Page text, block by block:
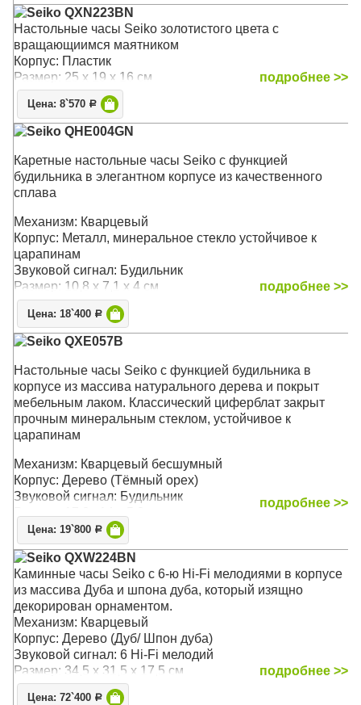
Seiko QXN223BN
Настольные часы Seiko зoлoтистого цвета с
вращающиимся маятником
Корпус: Пластик
Размер: 25 х 19 x 16 см
подробнее >>
Цена: 8`570 Р
Seiko QHE004GN
Каретные настольные часы Seiko с функцией
будильника в элегантном корпусе из качественного
сплава
Механизм: Кварцевый
Корпус: Металл, минеральное стекло устойчивое к
царапинам
Звуковой сигнал: Будильник
Размер: 10,8 x 7,1 x 4 см
подробнее >>
Цена: 18`400 Р
Seiko QXE057B
Настольные часы Seiko с функцией будильника в
корпусе из массива натурального дерева и покрыт
мебельным лаком. Классический циферблат закрыт
прочным минеральным стеклом, устойчивое к
царапинам
Механизм: Кварцевый бесшумный
Корпус: Дерево (Тёмный орех)
Звуковой сигнал: Будильник
подробнее >>
Цена: 19`800 Р
Seiko QXW224BN
Каминные часы Seiko c 6-ю Hi-Fi мелодиями в корпусе
из массива Дуба и шпона дуба, который изящно
декорирован орнаментом.
Механизм: Кварцевый
Корпус: Дерево (Дуб/ Шпон дуба)
Звуковой сигнал: 6 Hi-Fi мелодий
Размер: 34,5 х 31,5 x 17,5 см
подробнее >>
Цена: 72`400 Р